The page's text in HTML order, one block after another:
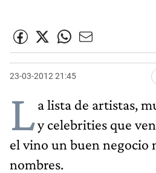
23-03-2012 21:45
La lista de artistas,
y celebrities que
el vino un buen negocio
nombres.